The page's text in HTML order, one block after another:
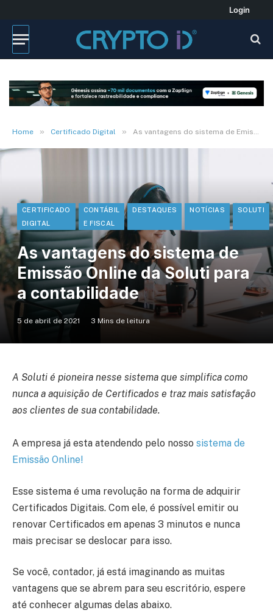
Login
Home » Certificado Digital » As vantagens do sistema de Emissão Online da Soluti para a contabilidade
CERTIFICADO
DIGITAL
CONTÁBIL
E FISCAL
DESTAQUES NOTÍCIAS SOLUTI
As vantagens do sistema de
Emissão Online da Soluti para
a contabilidade
5 de abril de 2021 3 Mins de leitura
A Soluti é pioneira nesse sistema que simplifica como
nunca a aquisição de Certificados e traz mais satisfação
aos clientes de sua contabilidade.
A empresa já esta atendendo pelo nosso sistema de
Emissão Online!
Esse sistema é uma revolução na forma de adquirir
Certificados Digitais. Com ele, é possível emitir ou
renovar Certificados em apenas 3 minutos e nunca
mais precisar se deslocar para isso.
Se você, contador, já está imaginando as muitas
vantagens que se abrem para seu escritório, espere
até conhecer algumas delas abaixo.